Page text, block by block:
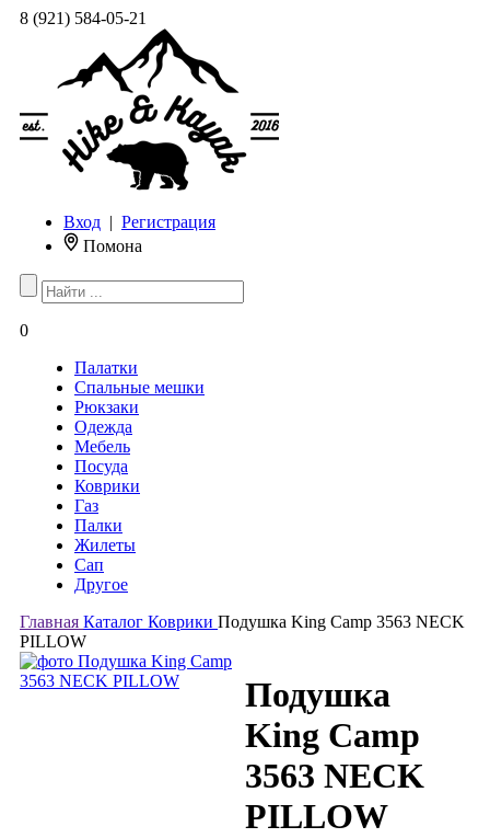
8 (921) 584-05-21
Вход | Регистрация
Помона
0
Палатки
Спальные мешки
Рюкзаки
Одежда
Мебель
Посуда
Коврики
Газ
Палки
Жилеты
Сап
Другое
Главная Каталог Коврики Подушка King Camp 3563 NECK
PILLOW
Подушка
King Camp
3563 NECK
PILLOW